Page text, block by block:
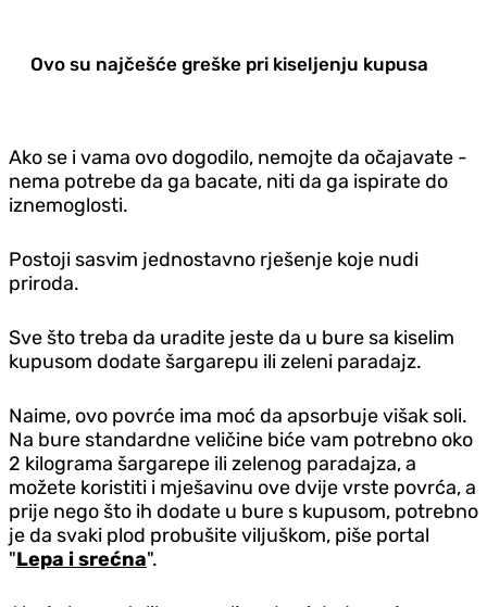
Ovo su najčešće greške pri kiseljenju kupusa
Ako se i vama ovo dogodilo, nemojte da očajavate -
nema potrebe da ga bacate, niti da ga ispirate do
iznemoglosti.
Postoji sasvim jednostavno rješenje koje nudi
priroda.
Sve što treba da uradite jeste da u bure sa kiselim
kupusom dodate šargarepu ili zeleni paradajz.
Naime, ovo povrće ima moć da apsorbuje višak soli.
Na bure standardne veličine biće vam potrebno oko
2 kilograma šargarepe ili zelenog paradajza, a
možete koristiti i mješavinu ove dvije vrste povrća, a
prije nego što ih dodate u bure s kupusom, potrebno
je da svaki plod probušite viljuškom, piše portal
"Lepa i srećna".